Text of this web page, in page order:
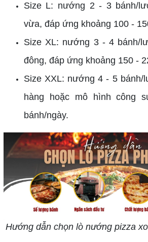
Size L: nướng 2 - 3 bánh/
vừa, đáp ứng khoảng 100 -
Size XL: nướng 3 - 4 bánh/
đông, đáp ứng khoảng 150 -
Size XXL: nướng 4 - 5 bánh/
hàng hoặc mô hình công
bánh/ngày.
Hướng dẫn chọn lò nướng pizza